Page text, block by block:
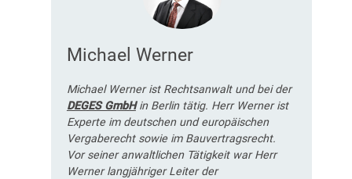
Michael Werner
Michael Werner ist Rechtsanwalt und bei der
DEGES GmbHin Berlin tätig. Herr Werner ist
Experte im deutschen und europäischen
Vergaberecht sowie im Bauvertragsrecht.
Vor seiner anwaltlichen Tätigkeit war Herr
Werner langjähriger Leiter der